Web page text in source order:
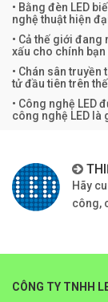
• Bằng đèn LED
nghệ thuật hiện
• Cả thế giới
xấu cho chính bạn
• Chán sân
tử đầu tiên trên
• Công nghệ LED
công nghệ LED là
Hãy
công,
CÔNG TY TNHH